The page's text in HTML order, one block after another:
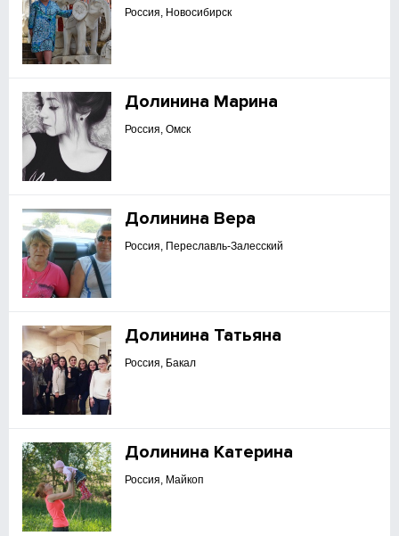
Россия, Новосибирск
Долинина Марина
Россия, Омск
Долинина Вера
Россия, Переславль-Залесский
Долинина Татьяна
Россия, Бакал
Долинина Катерина
Россия, Майкоп